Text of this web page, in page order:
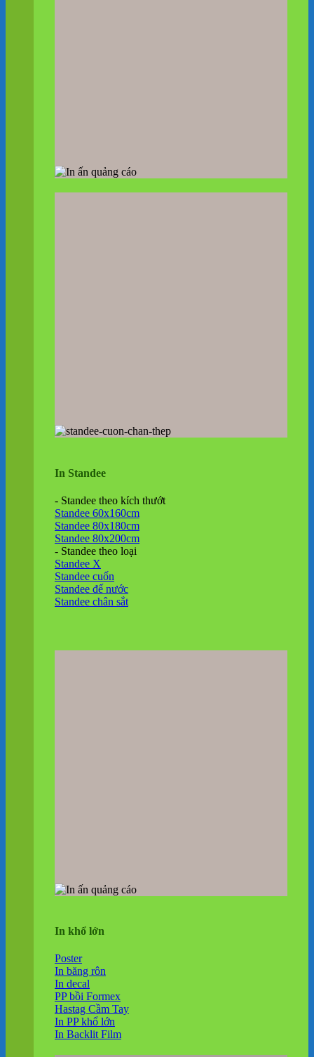
In Standee
- Standee theo kích thướt
Standee 60x160cm
Standee 80x180cm
Standee 80x200cm
- Standee theo loại
Standee X
Standee cuốn
Standee đế nước
Standee chân sắt
In khổ lớn
Poster
In băng rôn
In decal
PP bồi Formex
Hastag Cầm Tay
In PP khổ lớn
In Backlit Film